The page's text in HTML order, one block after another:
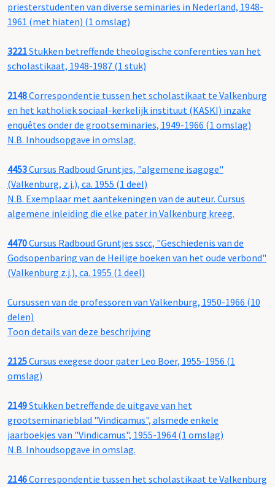
priesterstudenten van diverse seminaries in Nederland, 1948-
1961 (met hiaten) (1 omslag)
3221Stukken betreffende theologische conferenties van het
scholastikaat, 1948-1987 (1 stuk)
2148Correspondentie tussen het scholastikaat te Valkenburg
en het katholiek sociaal-kerkelijk instituut (KASKI) inzake
enquêtes onder de grootseminaries, 1949-1966 (1 omslag)
N.B. Inhoudsopgave in omslag.
4453Cursus Radboud Gruntjes, "algemene isagoge"
(Valkenburg, z.j.), ca. 1955 (1 deel)
N.B. Exemplaar met aantekeningen van de auteur. Cursus
algemene inleiding die elke pater in Valkenburg kreeg.
4470Cursus Radboud Gruntjes sscc, "Geschiedenis van de
Godsopenbaring van de Heilige boeken van het oude verbond"
(Valkenburg z.j.), ca. 1955 (1 deel)
Cursussen van de professoren van Valkenburg, 1950-1966 (10
delen)
Toon details van deze beschrijving
2125Cursus exegese door pater Leo Boer, 1955-1956 (1
omslag)
2149Stukken betreffende de uitgave van het
grootseminarieblad "Vindicamus", alsmede enkele
jaarboekjes van "Vindicamus", 1955-1964 (1 omslag)
N.B. Inhoudsopgave in omslag.
2146Correspondentie tussen het scholastikaat te Valkenburg